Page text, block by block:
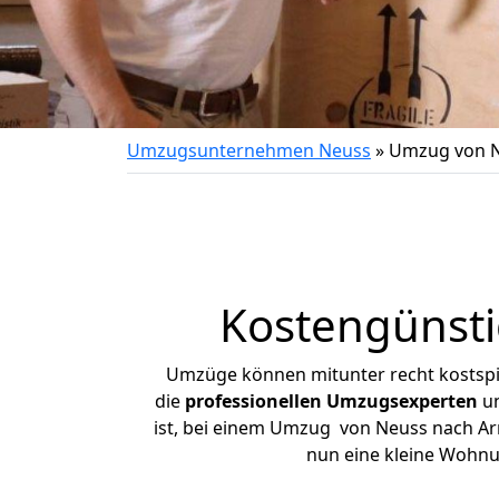
Umzugsunternehmen Neuss » Umzug von
Umzüge können mitunter recht
die professionellen Umzugsexperten
ist, bei einem Umzug von Neuss nach
nun eine kleine